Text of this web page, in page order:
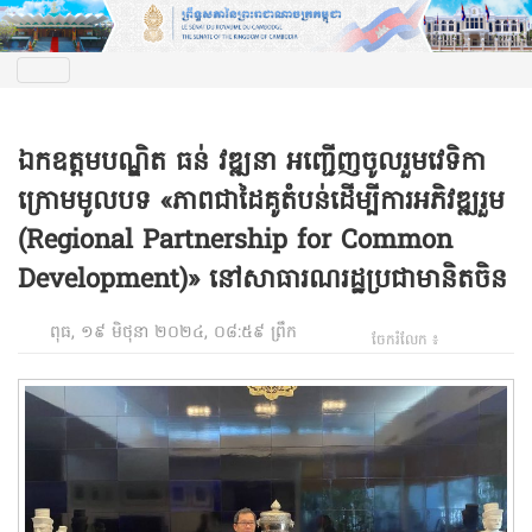
ឯកឧត្តមបណ្ឌិត ធន់ វឌ្ឍនា អញ្ជើញចូលរួមវេទិកា
ក្រោមមូលបទ «ភាពជាដៃគូតំបន់ដើម្បីការអភិវឌ្ឍរួម
(Regional Partnership for Common
Development)» នៅសាធារណរដ្ឋប្រជាមានិតចិន
ពុធ, ១៩ មិថុនា ២០២៤, ០៨:៥៩ ព្រឹក ចែករំលែក ៖